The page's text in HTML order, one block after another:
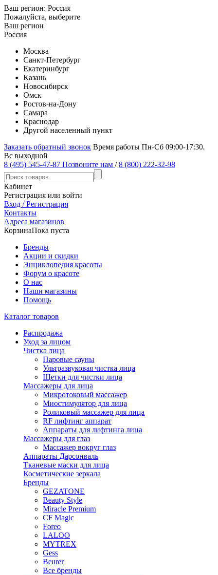
Ваш регион: Россия
Пожалуйста, выберите
Ваш регион
Россия
Москва
Санкт-Петербург
Екатеринбург
Казань
Новосибирск
Омск
Ростов-на-Дону
Самара
Краснодар
Другой населенный пункт
Заказать обратный звонок Время работы Пн-Сб 09:00-17:30.
Вс выходной
8 (495) 545-47-87 Позвоните нам / 8 (800) 222-32-98
Кабинет
Регистрация или войти
Вход / Регистрация
Контакты
Адреса магазинов
КорзинаПока пуста
Бренды
Акции и скидки
Энциклопедия красоты
Форум о красоте
О нас
Наши магазины
Помощь
Каталог товаров
Распродажа
Уход за лицом
Чистка лица
Паровые сауны
Ультразвуковая чистка лица
Щетки для чистки лица
Массажеры для лица
Микротоковый массажер
Миостимулятор для лица
Роликовый массажер для лица
RF лифтинг аппарат
Аппараты для лифтинга лица
Массажеры для глаз
Массажер вокруг глаз
Аппараты Дарсонваль
Тканевые маски для лица
Косметические зеркала
Бренды
GEZATONE
Beauty Style
Miracle Premium
CF Magic
Foreo
LALOO
MYTREX
Gess
Beurer
Все бренды